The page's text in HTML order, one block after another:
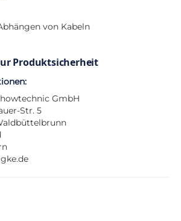
von Kabeln
Produktsicherheit
GmbH
Str. 5